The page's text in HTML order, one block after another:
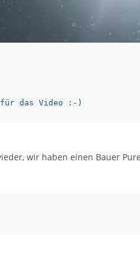
das Video :-)
wir haben einen Bauer